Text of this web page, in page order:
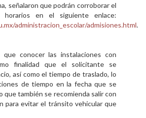
señalaron que podrán corroborar el
en el siguiente enlace:
administracion_escolar/admisiones.html.
que conocer las instalaciones con
finalidad que el solicitante se
así como el tiempo de traslado, lo
de tiempo en la fecha que se
que también se recomienda salir con
para evitar el tránsito vehicular que